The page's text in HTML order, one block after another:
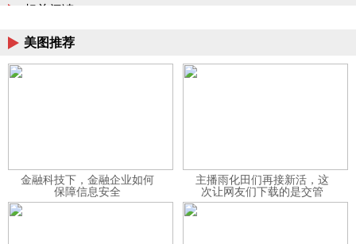
相关阅读
美图推荐
金融科技下，金融企业如何
保障信息安全
主播雨化田们再接新活，这
次让网友们下载的是交管
12123APP